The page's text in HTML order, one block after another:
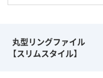
丸型リングファイル
【スリムスタイル】